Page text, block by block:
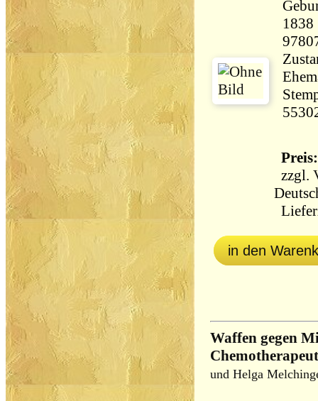
1838
zzgl.
in den
Waffen gegen
und Helga